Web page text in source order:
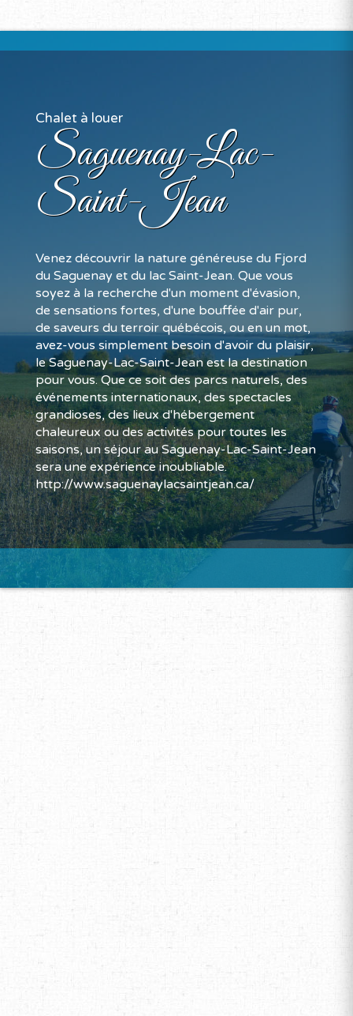
Chalet à louer
Saguenay-Lac-
Saint-Jean
Venez découvrir la nature généreuse du Fjord
du Saguenay et du lac Saint-Jean. Que vous
soyez à la recherche d'un moment d'évasion,
de sensations fortes, d'une bouffée d'air pur,
de saveurs du terroir québécois, ou en un mot,
avez-vous simplement besoin d'avoir du plaisir,
le Saguenay-Lac-Saint-Jean est la destination
pour vous. Que ce soit des parcs naturels, des
événements internationaux, des spectacles
grandioses, des lieux d'hébergement
chaleureux ou des activités pour toutes les
saisons, un séjour au Saguenay-Lac-Saint-Jean
sera une expérience inoubliable.
http://www.saguenaylacsaintjean.ca/